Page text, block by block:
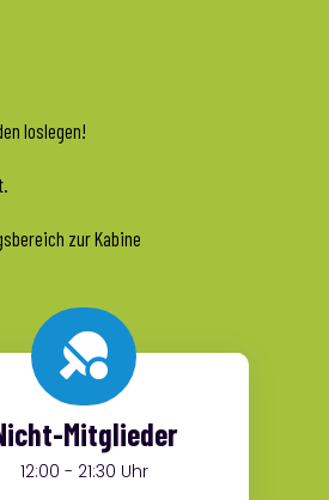
loslegen!
zur Kabine

Mitglieder
12:00 - 21:30 Uhr